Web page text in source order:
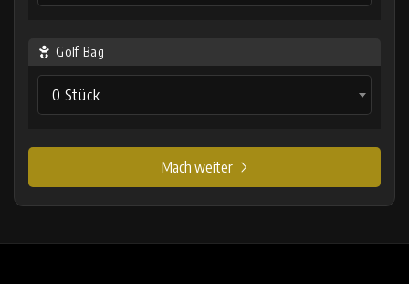
Golf Bag
0 Stück
Mach weiter